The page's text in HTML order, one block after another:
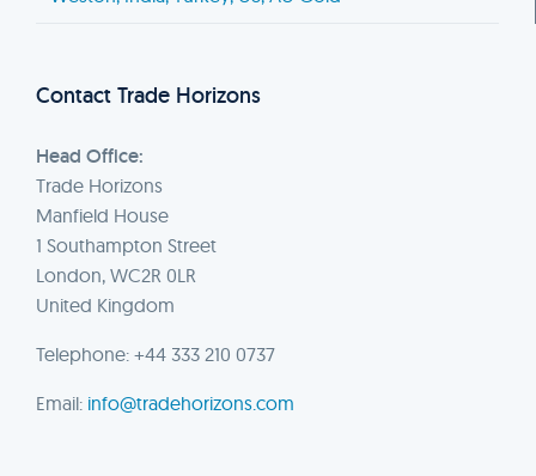
Contact Trade Horizons
Head Office:
Trade Horizons
Manfield House
1 Southampton Street
London, WC2R 0LR
United Kingdom
Telephone: +44 333 210 0737
Email: info@tradehorizons.com